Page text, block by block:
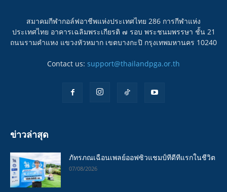
สมาคมกีฬากอล์ฟอาชีพแห่งประเทศไทย 286 การกีฬาแห่ง
ประเทศไทย อาคารเฉลิมพระเกียรติ ๗ รอบ พระชนมพรรษา ชั้น 21
ถนนรามคำแหง แขวงหัวหมาก เขตบางกะปิ กรุงเทพมหานคร 10240
Contact us: support@thailandpga.or.th
ข่าวล่าสุด
ภัทรภณเฉือนเพลย์ออฟซิวแชมป์ทีดีทีแรกในชีวิต
07/08/2026